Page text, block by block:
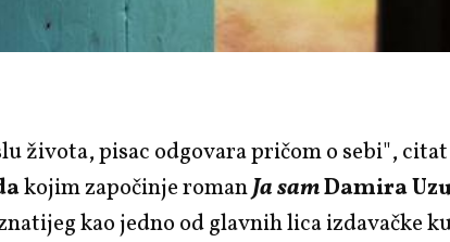
života, pisac odgovara pričom o sebi",
kojim započinje romanJa samDamira
kao jedno od glavnih lica izdavačke